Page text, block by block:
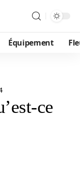
Équipement
ce